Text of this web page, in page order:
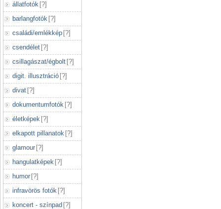
állatfotók [?]
barlangfotók [?]
családi/emlékkép [?]
csendélet [?]
csillagászat/égbolt [?]
digit. illusztráció [?]
divat [?]
dokumentumfotók [?]
életképek [?]
elkapott pillanatok [?]
glamour [?]
hangulatképek [?]
humor [?]
infravörös fotók [?]
koncert - színpad [?]